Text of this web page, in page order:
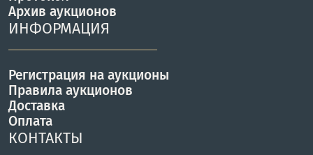
Архив аукционов
ИНФОРМАЦИЯ
Регистрация на аукционы
Правила аукционов
Доставка
Оплата
КОНТАКТЫ